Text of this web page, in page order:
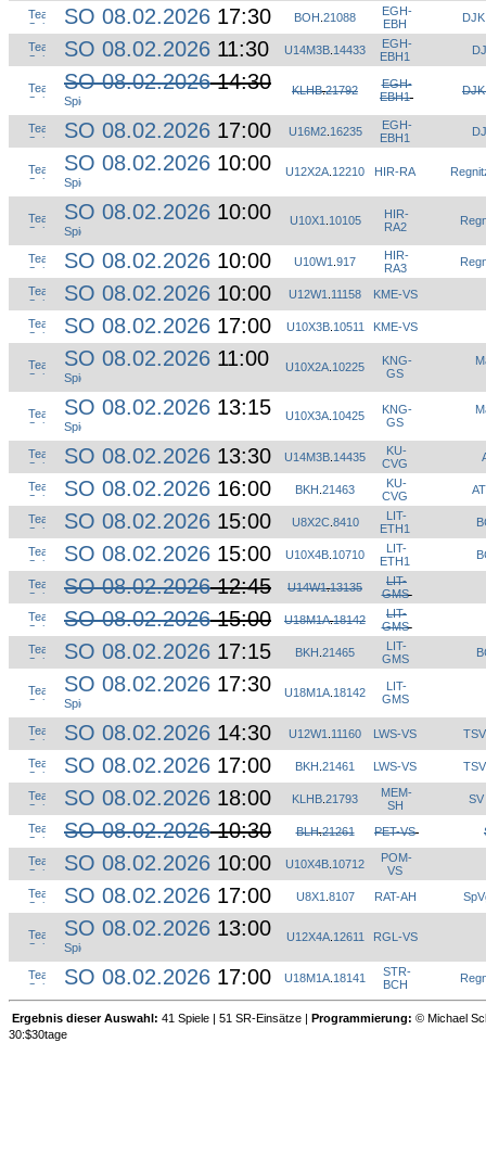
SO 08.02.2026 17:30 BOH 21088
EGH-
EBH
SO 08.02.2026 11:30 U14M3B 14433
EGH-
EBH1
SO 08.02.202614:30 KLHB.21792
EGH-
EBH1
SO 08.02.2026 17:00 U16M2. 16235
EGH-
EBH1
SO 08.02.2026 10:00 U12X2A 12210 HIR-RA
SO 08.02.2026 10:00 U10X1 10105
HIR-
RA2
SO 08.02.2026 10:00 U10W1 917
HIR-
RA3
SO 08.02.2026 10:00 U12W1 11158 KME-VS
SO 08.02.2026 17:00 U10X3B. 10511 KME-VS
SO 08.02.2026 11:00 U10X2A 10225
KNG-
GS
SO 08.02.2026 13:15 U10X3A 10425
KNG-
GS
SO 08.02.2026 13:30 U14M3B 14435
KU-
CVG
SO 08.02.2026 16:00 BKH 21463
KU-
CVG
SO 08.02.2026 15:00 U8X2C. 8410
LIT-
ETH1
SO 08.02.2026 15:00 U10X4B 10710
LIT-
ETH1
SO 08.02.202612:45 U14W1.13135
LIT-
GMS
SO 08.02.202615:00 U18M1A.18142
LIT-
GMS
SO 08.02.2026 17:15 BKH 21465
LIT-
GMS
SO 08.02.2026 17:30 U18M1A 18142
LIT-
GMS
SO 08.02.2026 14:30 U12W1 11160 LWS-VS
SO 08.02.2026 17:00 BKH 21461 LWS-VS
SO 08.02.2026 18:00 KLHB 21793
MEM-
SH
SO 08.02.202610:30 BLH.21261 PET-VS
SO 08.02.2026 10:00 U10X4B 10712
POM-
VS
SO 08.02.2026 17:00 U8X1 8107 RAT-AH
SO 08.02.2026 13:00 U12X4A. 12611 RGL-VS
SO 08.02.2026 17:00 U18M1A 18141
STR-
BCH
Ergebnis dieser Auswahl: 41 Spiele | 51 SR-Einsätze | Programmierung: © Michael
30:$30tage